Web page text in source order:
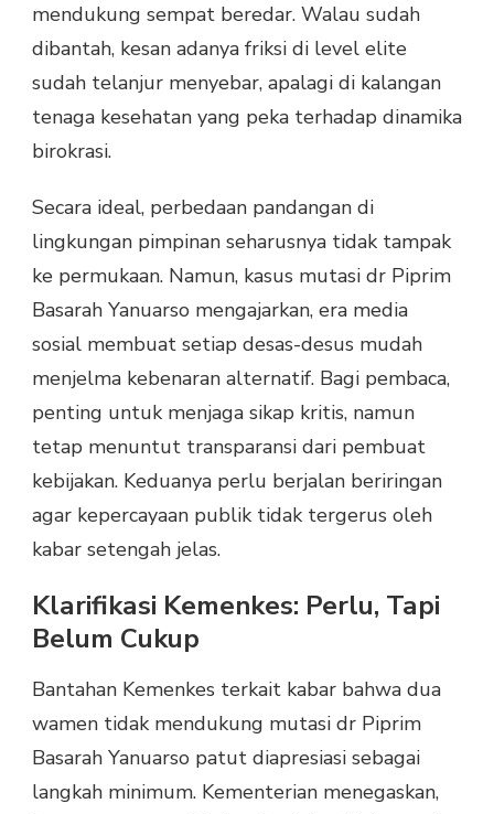
mendukung sempat beredar. Walau sudah
dibantah, kesan adanya friksi di level elite
sudah telanjur menyebar, apalagi di kalangan
tenaga kesehatan yang peka terhadap dinamika
birokrasi.
Secara ideal, perbedaan pandangan di
lingkungan pimpinan seharusnya tidak tampak
ke permukaan. Namun, kasus mutasi dr Piprim
Basarah Yanuarso mengajarkan, era media
sosial membuat setiap desas-desus mudah
menjelma kebenaran alternatif. Bagi pembaca,
penting untuk menjaga sikap kritis, namun
tetap menuntut transparansi dari pembuat
kebijakan. Keduanya perlu berjalan beriringan
agar kepercayaan publik tidak tergerus oleh
kabar setengah jelas.
Klarifikasi Kemenkes: Perlu, Tapi
Belum Cukup
Bantahan Kemenkes terkait kabar bahwa dua
wamen tidak mendukung mutasi dr Piprim
Basarah Yanuarso patut diapresiasi sebagai
langkah minimum. Kementerian menegaskan,